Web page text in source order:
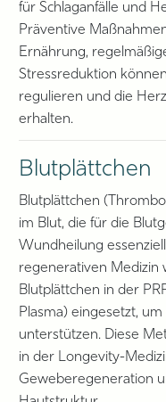
für Schlaganfälle und
Präventive
Ernährung,
Stressreduktion
regulieren und die
erhalten.
Blutplättchen
Blutplättchen
im Blut, die für die
Wundheilung
regenerativen Medizin
Blutplättchen in der
Plasma) eingesetzt,
unterstützen. Diese
in der Longevity-
Geweberegeneration